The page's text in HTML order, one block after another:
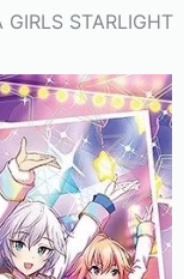
STARLIGHT